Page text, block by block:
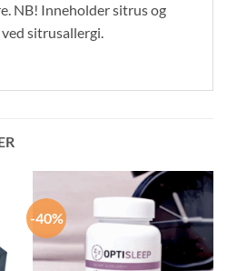
NB! Inneholder sitrus og
sitrusallergi.
-40%